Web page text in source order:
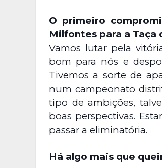
O primeiro
Milfontes para a Taça
Vamos lutar pela
bom para nós e
Tivemos a sorte de
num campeonato
tipo de ambições,
boas perspectivas.
passar a eliminatória.
Há algo mais que